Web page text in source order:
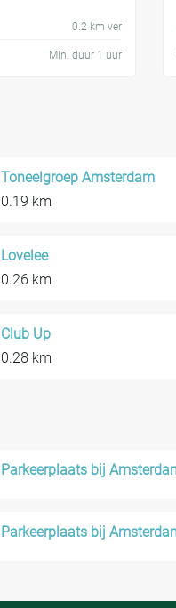
0.2 km ver
Min. duur 1 uur
Toneelgroep Amsterdam
0.19 km
Lovelee
0.26 km
Club Up
0.28 km